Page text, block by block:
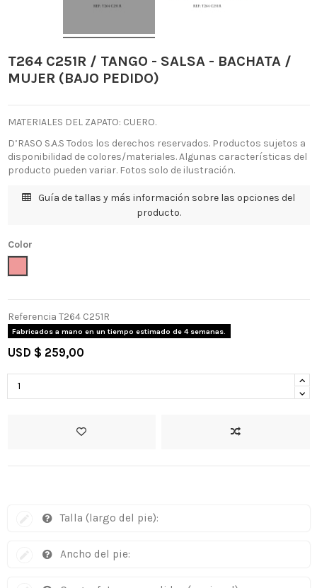
T264 C251R / TANGO - SALSA - BACHATA /
MUJER (BAJO PEDIDO)
MATERIALES DEL ZAPATO: CUERO.
D’RASO S.A.S Todos los derechos reservados. Productos sujetos a
disponibilidad de colores/materiales. Algunas características del
producto pueden variar. Fotos solo de ilustración.
Guía de tallas y más información sobre las opciones del
producto.
Color
Referencia T264 C251R
Fabricados a mano en un tiempo estimado de 4 semanas.
USD $ 259,00
Talla (largo del pie):
Ancho del pie: